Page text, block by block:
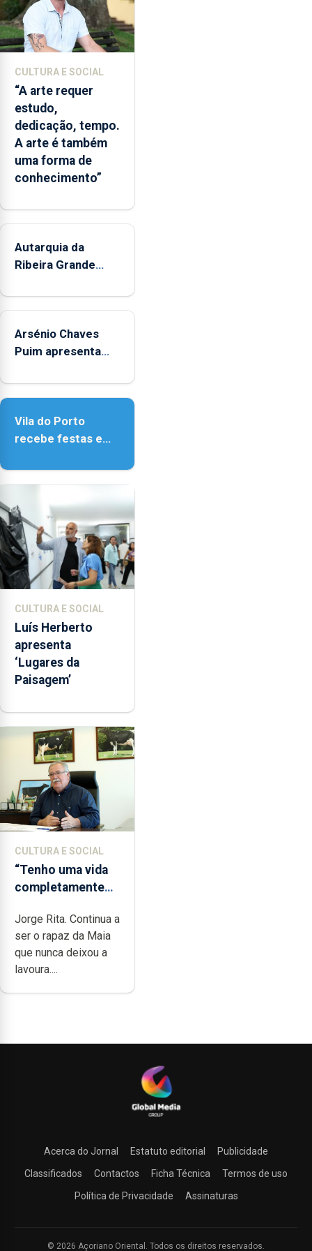
museus
e
núcleos
integrados
na
Rede
Municipal
de
Museus
aos
durante
mês
de
entre
14h00
e
18h00.
CULTURA E SOCIAL
“A arte requer
estudo,
dedicação, tempo.
A arte é também
uma forma de
conhecimento”
Autarquia da
Ribeira Grande
"Museus no Verão"
Arsénio Chaves
Puim apresenta
de Vila do Porto
Vila do Porto
recebe festas em
Senhora da
CULTURA E SOCIAL
Luís Herberto
apresenta
‘Lugares da
Paisagem’
CULTURA E SOCIAL
“Tenho uma vida
completamente
dedicação, gosto
e muita paixão”
Jorge Rita. Continua a
ser o rapaz da Maia
que nunca deixou a
lavoura....
Acerca do Jornal Estatuto editorial
Publicidade
Classificados
Contactos Ficha Técnica
Termos de uso
Política de Privacidade
Assinaturas
© 2026 Açoriano Oriental. Todos os direitos reservados.